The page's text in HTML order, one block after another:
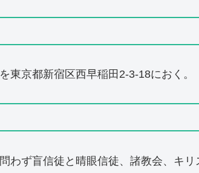
東京都新宿区西早稲田2-3-18におく。
わず盲信徒と晴眼信徒、諸教会、キ